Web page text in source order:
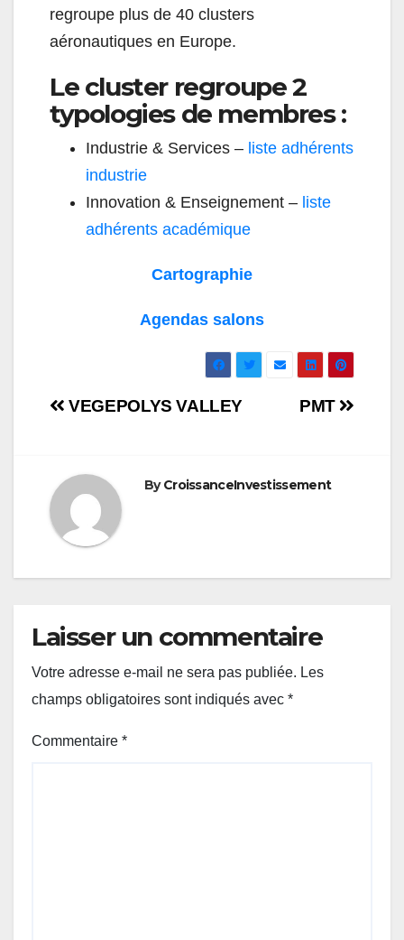
regroupe plus de 40 clusters
aéronautiques en Europe.
Le cluster regroupe 2
typologies de membres :
Industrie & Services – liste adhérents
industrie
Innovation & Enseignement – liste
adhérents académique
Cartographie
Agendas salons
Navigation
l’article
PMT
VEGEPOLYS VALLEY
ByCroissanceInvestissement
Laisser un commentaire
Votre adresse e-mail ne sera pas publiée. Les
champs obligatoires sont indiqués avec *
Commentaire *